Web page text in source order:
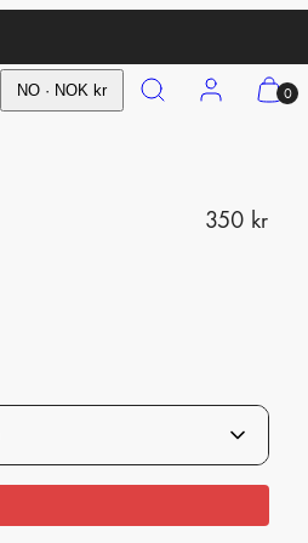
NO · NOK kr Search Account
View 0
R
a
p
r
350 kr